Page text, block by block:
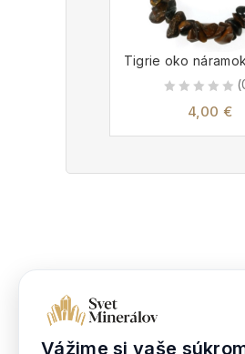
Tigrie oko
4,00 €
Dokumenty
Vážime si vaše